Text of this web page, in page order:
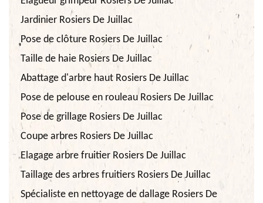
Jardinier Rosiers De Juillac
Pose de clôture Rosiers De Juillac
Taille de haie Rosiers De Juillac
Abattage d'arbre haut Rosiers De Juillac
Pose de pelouse en rouleau Rosiers De Juillac
Pose de grillage Rosiers De Juillac
Coupe arbres Rosiers De Juillac
Elagage arbre fruitier Rosiers De Juillac
Taillage des arbres fruitiers Rosiers De Juillac
Spécialiste en nettoyage de dallage Rosiers De